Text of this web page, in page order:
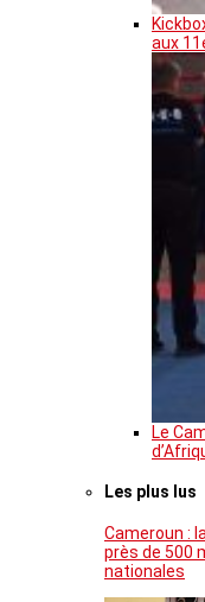
aux
Le
Les plus lus
Cameroun :
près de 500
nationales